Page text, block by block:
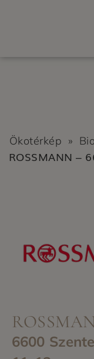
Ökotérkép »
ROSSMANN –
6600